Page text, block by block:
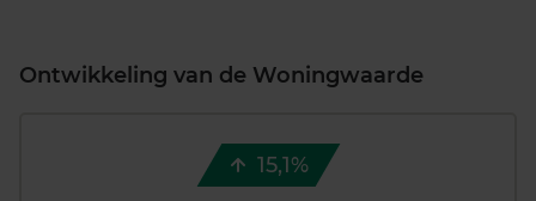
Ontwikkeling van de Woningwaarde
15,1%